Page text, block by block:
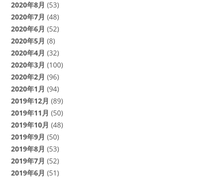
2020年8月 (53)
2020年7月 (48)
2020年6月 (52)
2020年5月 (8)
2020年4月 (32)
2020年3月 (100)
2020年2月 (96)
2020年1月 (94)
2019年12月 (89)
2019年11月 (50)
2019年10月 (48)
2019年9月 (50)
2019年8月 (53)
2019年7月 (52)
2019年6月 (51)